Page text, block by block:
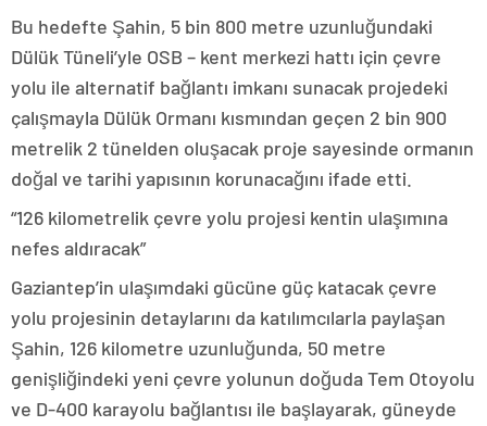
Bu hedefte Şahin, 5 bin 800 metre uzunluğundaki
Dülük Tüneli’yle OSB – kent merkezi hattı için çevre
yolu ile alternatif bağlantı imkanı sunacak projedeki
çalışmayla Dülük Ormanı kısmından geçen 2 bin 900
metrelik 2 tünelden oluşacak proje sayesinde ormanın
doğal ve tarihi yapısının korunacağını ifade etti.
“126 kilometrelik çevre yolu projesi kentin ulaşımına
nefes aldıracak”
Gaziantep’in ulaşımdaki gücüne güç katacak çevre
yolu projesinin detaylarını da katılımcılarla paylaşan
Şahin, 126 kilometre uzunluğunda, 50 metre
genişliğindeki yeni çevre yolunun doğuda Tem Otoyolu
ve D-400 karayolu bağlantısı ile başlayarak, güneyde